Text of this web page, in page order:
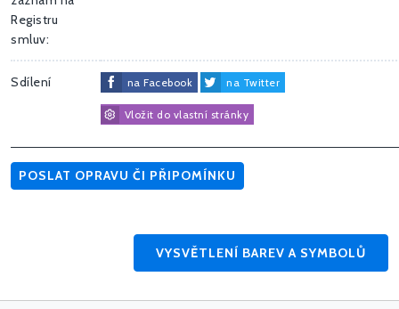
Registru
smluv:
Sdílení na Facebook na Twitter
Vložit do vlastní stránky
POSLAT OPRAVU ČI PŘIPOMÍNKU
VYSVĚTLENÍ BAREV A SYMBOLŮ